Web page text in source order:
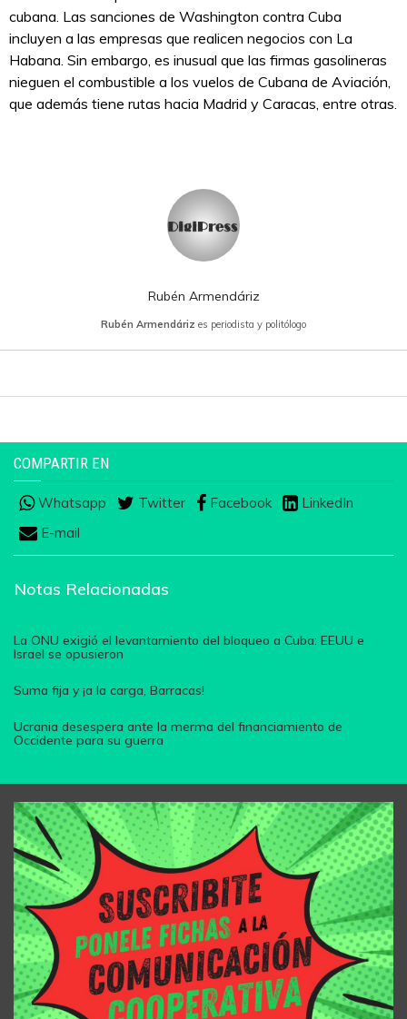
cubana. Las sanciones de Washington contra Cuba
incluyen a las empresas que realicen negocios con La
Habana. Sin embargo, es inusual que las firmas gasolineras
nieguen el combustible a los vuelos de Cubana de Aviación,
que además tiene rutas hacia Madrid y Caracas, entre otras.
Rubén Armendáriz
Rubén Armendáriz es periodista y politólogo
COMPARTIR EN
Whatsapp Twitter Facebook
LinkedIn
E-mail
Notas Relacionadas
La ONU exigió el levantamiento del bloqueo a Cuba: EEUU e
Israel se opusieron
Suma fija y ¡a la carga, Barracas!
Ucrania desespera ante la merma del financiamiento de
Occidente para su guerra